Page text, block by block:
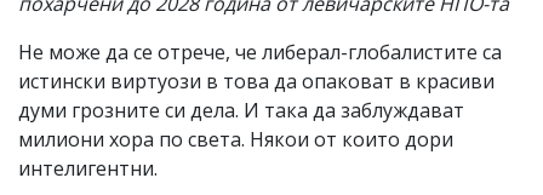
за
коментар,
моля
сигнализирайте
ни!
Не може да се отрече, че либерал-глобалистите са
истински виртуози в това да опаковат в красиви
думи грозните си дела. И така да заблуждават
милиони хора по света. Някои от които дори
интелигентни.